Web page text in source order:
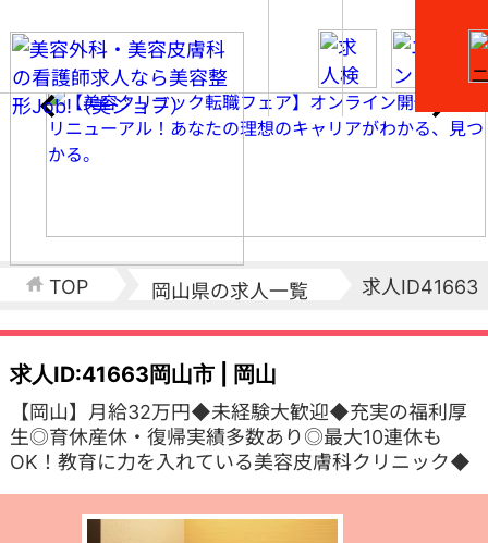
TOP 岡山県の求人一覧 求人ID41663
求人ID:41663岡山市 | 岡山
【岡山】月給32万円◆未経験大歓迎◆充実の福利厚
生◎育休産休・復帰実績多数あり◎最大10連休も
OK！教育に力を入れている美容皮膚科クリニック◆